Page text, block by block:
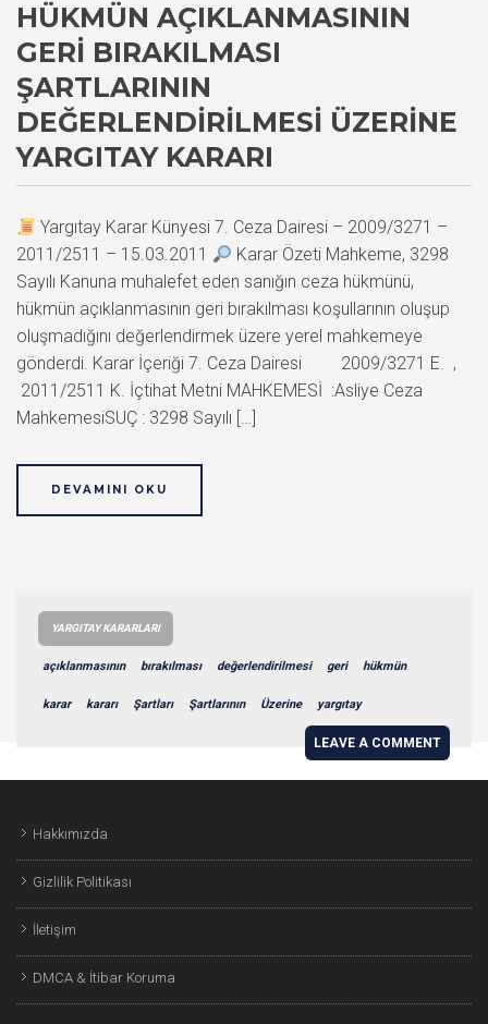
HÜKMÜN AÇIKLANMASININ
GERI BIRAKILMASI
ŞARTLARININ
DEĞERLENDIRILMESI ÜZERINE
YARGITAY KARARI
Yargıtay Karar Künyesi 7. Ceza Dairesi – 2009/3271 –
2011/2511 – 15.03.2011
Karar Özeti Mahkeme, 3298
Sayılı Kanuna muhalefet eden sanığın ceza hükmünü,
hükmün açıklanmasının geri bırakılması koşullarının oluşup
oluşmadığını değerlendirmek üzere yerel mahkemeye
gönderdi. Karar İçeriği 7. Ceza Dairesi 2009/3271 E. ,
2011/2511 K. İçtihat Metni MAHKEMESİ :Asliye Ceza
MahkemesiSUÇ : 3298 Sayılı […]
DEVAMINI OKU
YARGITAY KARARLARI
açıklanmasının bırakılması değerlendirilmesi geri hükmün
karar kararı Şartları Şartlarının Üzerine yargıtay
LEAVE A COMMENT
Hakkımızda
Gizlilik Politikası
İletişim
DMCA & İtibar Koruma